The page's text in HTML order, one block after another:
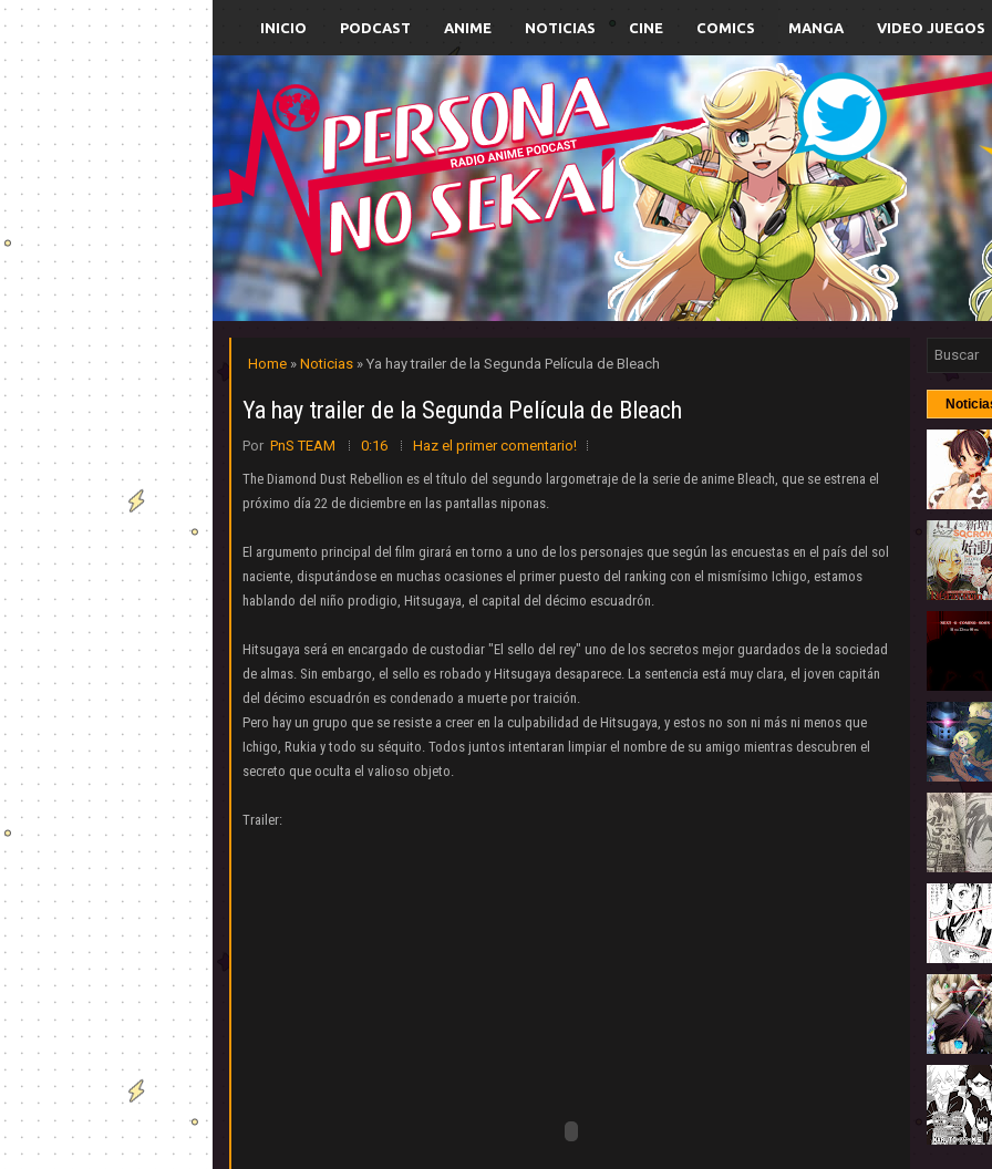
INICIO PODCAST ANIME NOTICIAS CINE COMICS MANGA VIDEO JUEGOS
Home » Noticias » Ya hay trailer de la Segunda Película de Bleach
Ya hay trailer de la Segunda Película de Bleach
Por PnS TEAM 0:16
Haz el primer comentario!
The Diamond Dust Rebellion es el título del segundo largometraje de la serie de anime Bleach, que se estrena el
próximo día 22 de diciembre en las pantallas niponas.
El argumento principal del film girará en torno a uno de los personajes que según las encuestas en el país del sol
naciente, disputándose en muchas ocasiones el primer puesto del ranking con el mismísimo Ichigo, estamos
hablando del niño prodigio, Hitsugaya, el capital del décimo escuadrón.
Hitsugaya será en encargado de custodiar "El sello del rey" uno de los secretos mejor guardados de la sociedad
de almas. Sin embargo, el sello es robado y Hitsugaya desaparece. La sentencia está muy clara, el joven capitán
del décimo escuadrón es condenado a muerte por traición.
Pero hay un grupo que se resiste a creer en la culpabilidad de Hitsugaya, y estos no son ni más ni menos que
Ichigo, Rukia y todo su séquito. Todos juntos intentaran limpiar el nombre de su amigo mientras descubren el
secreto que oculta el valioso objeto.
Trailer: